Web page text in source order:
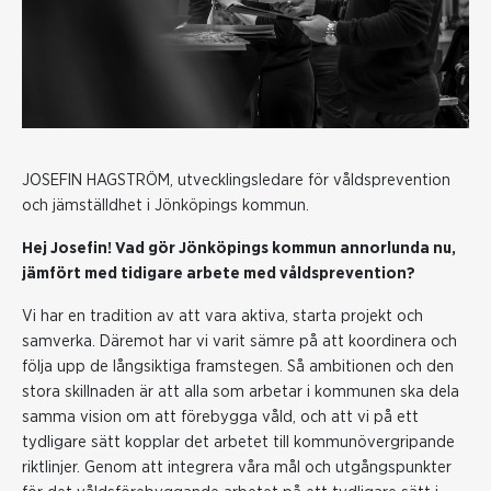
JOSEFIN HAGSTRÖM, utvecklingsledare för våldsprevention
och jämställdhet i Jönköpings kommun.
Hej Josefin! Vad gör Jönköpings kommun annorlunda nu,
jämfört med tidigare arbete med våldsprevention?
Vi har en tradition av att vara aktiva, starta projekt och
samverka. Däremot har vi varit sämre på att koordinera och
följa upp de långsiktiga framstegen. Så ambitionen och den
stora skillnaden är att alla som arbetar i kommunen ska dela
samma vision om att förebygga våld, och att vi på ett
tydligare sätt kopplar det arbetet till kommunövergripande
riktlinjer. Genom att integrera våra mål och utgångspunkter